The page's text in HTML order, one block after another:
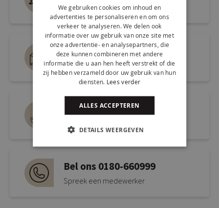
Snel antwoord op je vraag
Mail ons via
info@kickcollection.nl
Route naar de winkel
Bel ons 0180-660999
Spreek een medewerker
We gebruiken cookies om inhoud en
advertenties te personaliseren en om ons
verkeer te analyseren. We delen ook
informatie over uw gebruik van onze site met
onze advertentie- en analysepartners, die
deze kunnen combineren met andere
informatie die u aan hen heeft verstrekt of die
zij hebben verzameld door uw gebruik van hun
diensten. Lees verder
ALLES ACCEPTEREN
DETAILS WEERGEVEN